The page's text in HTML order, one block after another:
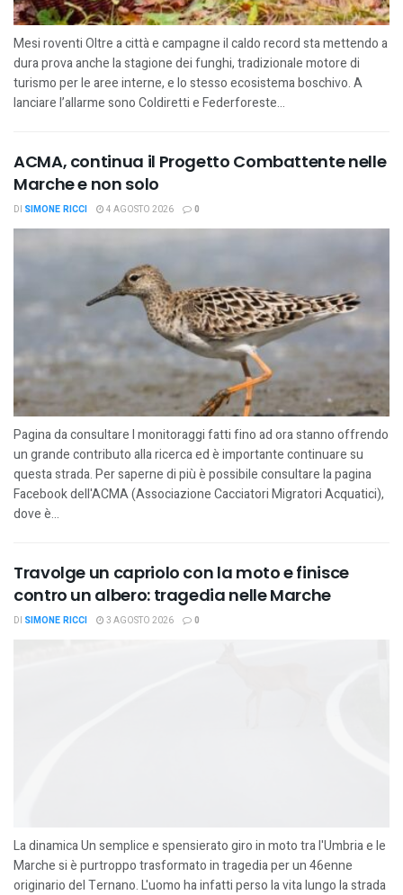
Mesi roventi Oltre a città e campagne il caldo record sta mettendo a
dura prova anche la stagione dei funghi, tradizionale motore di
turismo per le aree interne, e lo stesso ecosistema boschivo. A
lanciare l’allarme sono Coldiretti e Federforeste...
ACMA, continua il Progetto Combattente nelle
Marche e non solo
DI SIMONE RICCI 4 AGOSTO 2026 0
Pagina da consultare I monitoraggi fatti fino ad ora stanno offrendo
un grande contributo alla ricerca ed è importante continuare su
questa strada. Per saperne di più è possibile consultare la pagina
Facebook dell'ACMA (Associazione Cacciatori Migratori Acquatici),
dove è...
Travolge un capriolo con la moto e finisce
contro un albero: tragedia nelle Marche
DI SIMONE RICCI 3 AGOSTO 2026 0
La dinamica Un semplice e spensierato giro in moto tra l'Umbria e le
Marche si è purtroppo trasformato in tragedia per un 46enne
originario del Ternano. L'uomo ha infatti perso la vita lungo la strada